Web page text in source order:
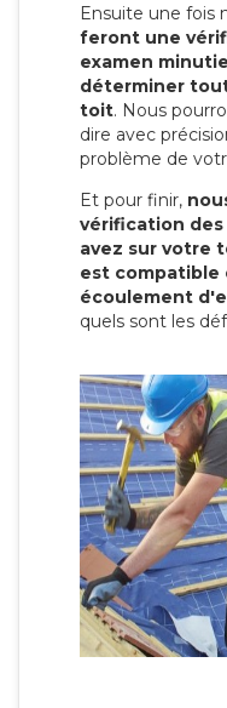
Ensuite une fois
feront une
examen
déterminer
toit. Nous
dire avec
problème de
Et pour finir,
vérification
avez sur votre
est compatible
écoulement
quels sont les